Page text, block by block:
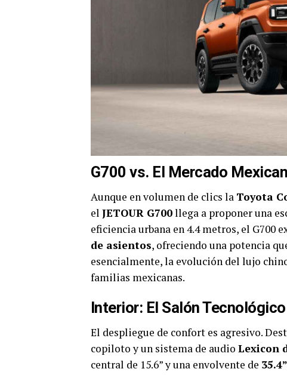
G700 vs. El Mercado
Aunque en volumen de clics la Toyota
el JETOUR G700llega a proponer una
eficiencia urbana en 4.4 metros, el G700
de asientos, ofreciendo una potencia
esencialmente, la evolución del lujo
familias mexicanas.
Interior: El Salón Tecnológico
El despliegue de confort es agresivo.
copiloto y un sistema de audio Lexicon
central de 15.6” y una envolvente de 35.4”